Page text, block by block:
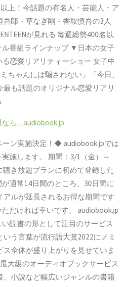
上！今話題の有名人・芸能人・ア
吾郎・草なぎ剛・香取慎吾の3人
が見れる 毎週総勢400名以
番組ラインナップ ▼ 日本の女子
る恋愛リアリティーショー 女子中
ちゃんには騙されない」「今日、
最も話題のオリジナル恋愛リアリ
ら – audiobook.jp
ーン実施決定！◆audiobook.jpでは
施します。
期間： 3/1 （金）～
聴き放題プランに初めて登録した
通常14日間のところ、 30日間に
ルが延長されるお得な期間です
だければ幸いです。
audiobook.jp
読書の形として注目のサービス
いう言葉が流行語大賞2022にノミ
ス全体が盛り上がりを見せていま
大級のオーディオブックサービス
、小説など幅広いジャンルの書籍